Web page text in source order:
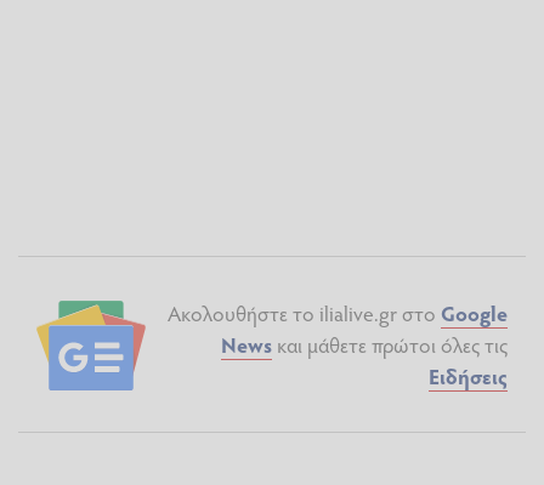
Ακολουθήστε το ilialive.gr στο Google
News και μάθετε πρώτοι όλες τις
Ειδήσεις